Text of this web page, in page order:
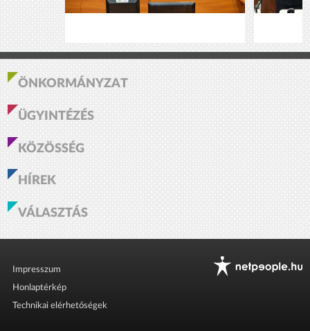
ÖNKORMÁNYZAT
ÜGYINTÉZÉS
KÖZÖSSÉG
HÍREK
VÁLASZTÁS
Impresszum
Honlaptérkép
Technikai elérhetőségek